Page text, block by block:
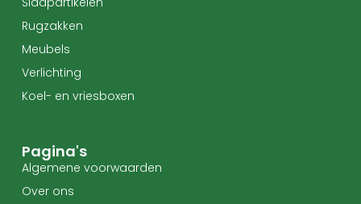
Rugzakken
Meubels
Verlichting
Koel- en vriesboxen
Pagina's
Algemene voorwaarden
Over ons